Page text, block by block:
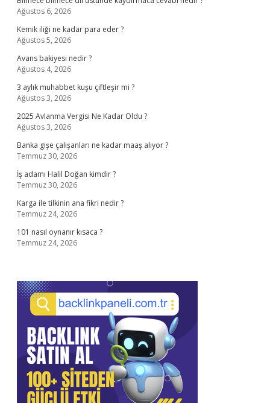
Ağustos 6, 2026
Kemik iliği ne kadar para eder ?
Ağustos 5, 2026
Avans bakiyesi nedir ?
Ağustos 4, 2026
3 aylık muhabbet kuşu çiftleşir mi ?
Ağustos 3, 2026
2025 Avlanma Vergisi Ne Kadar Oldu ?
Ağustos 3, 2026
Banka gişe çalışanları ne kadar maaş alıyor ?
Temmuz 30, 2026
İş adamı Halil Doğan kimdir ?
Temmuz 30, 2026
Karga ile tilkinin ana fikri nedir ?
Temmuz 24, 2026
101 nasıl oynanır kısaca ?
Temmuz 24, 2026